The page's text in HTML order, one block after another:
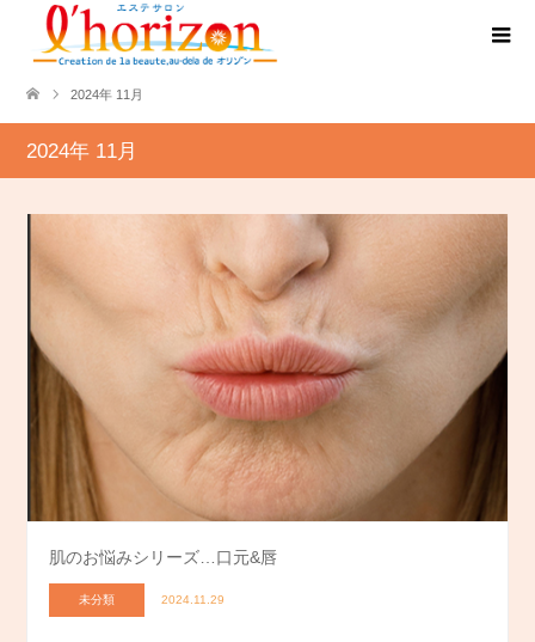
2024年 11月
2024年 11月
肌のお悩みシリーズ…口元&唇
未分類 2024.11.29